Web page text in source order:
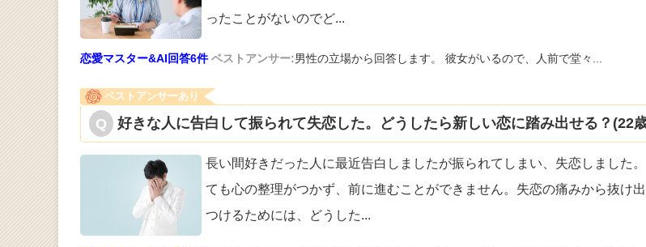
ったことがないのでど...
恋愛マスター&AI回答6件 ベストアンサー:男性の立場から回答します。 彼女がいるので、人前で堂々...
ベストアンサーあり
好きな人に告白して振られて失恋した。どうしたら新しい恋に踏み出せる？(22歳
長い間好きだった人に最近告白しましたが振られてしまい、失恋しました
ても心の整理がつかず、前に進むことができません。失恋の痛みから抜け
つけるためには、どうした...